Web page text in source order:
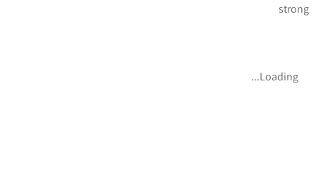
strong
Loading...